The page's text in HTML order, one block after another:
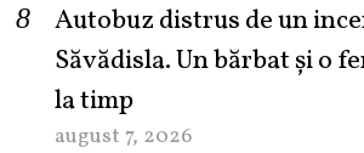
Autobuz distrus de un
Săvădisla. Un bărbat și o
la timp
august 7, 2026